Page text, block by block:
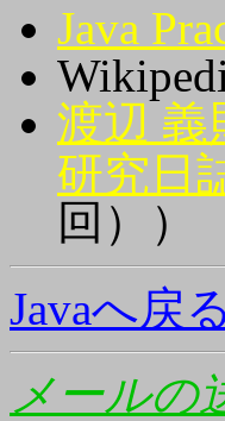
Java
渡辺 義
研究日
回））
Javaへ戻る
メールの